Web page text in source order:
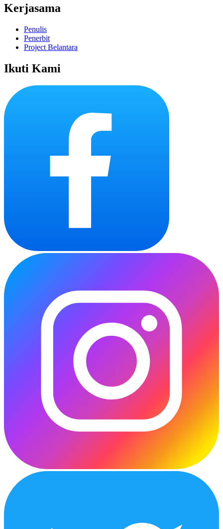
Kerjasama
Penulis
Penerbit
Project Belantara
Ikuti Kami